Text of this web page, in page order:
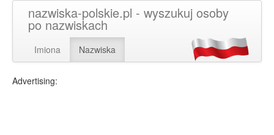
nazwiska-polskie.pl - wyszukuj osoby
po nazwiskach
Imiona Nazwiska
Advertising: